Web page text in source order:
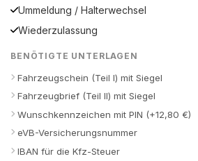
Ummeldung / Halterwechsel
Wiederzulassung
BENÖTIGTE UNTERLAGEN
Fahrzeugschein (Teil I) mit Siegel
Fahrzeugbrief (Teil II) mit Siegel
Wunschkennzeichen mit PIN (+12,80 €)
eVB-Versicherungsnummer
IBAN für die Kfz-Steuer